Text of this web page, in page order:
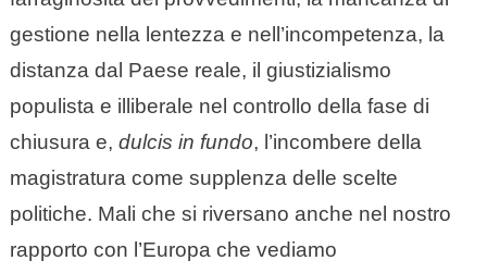
gestione nella lentezza e nell’incompetenza, la
distanza dal Paese reale, il giustizialismo
populista e illiberale nel controllo della fase di
chiusura e, dulcis in fundo, l’incombere della
magistratura come supplenza delle scelte
politiche. Mali che si riversano anche nel nostro
rapporto con l’Europa che vediamo